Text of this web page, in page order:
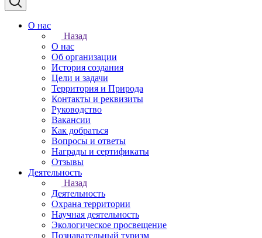
О нас
Назад
О нас
Об организации
История создания
Цели и задачи
Территория и Природа
Контакты и реквизиты
Руководство
Вакансии
Как добраться
Вопросы и ответы
Награды и сертификаты
Отзывы
Деятельность
Назад
Деятельность
Охрана территории
Научная деятельность
Экологическое просвещение
Познавательный туризм